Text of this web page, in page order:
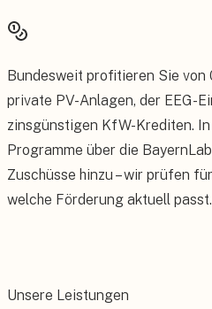
Bundesweit profitieren Sie
private PV-Anlagen, der EEG-
zinsgünstigen KfW-Krediten. In
Programme über die
Zuschüsse hinzu – wir prüfen
welche Förderung aktuell passt.
Unsere Leistungen